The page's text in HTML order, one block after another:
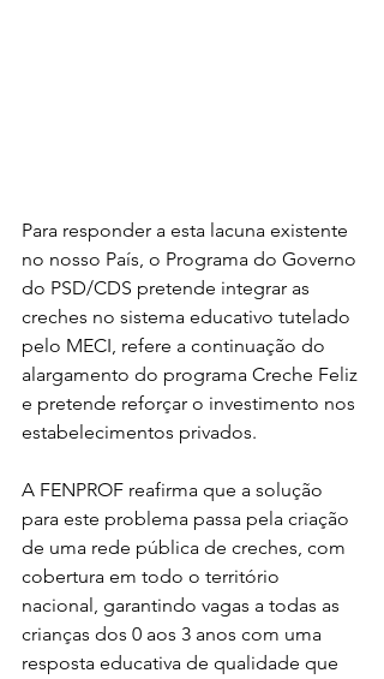
Para responder a esta lacuna existente
no nosso País, o Programa do Governo
do PSD/CDS pretende integrar as
creches no sistema educativo tutelado
pelo MECI, refere a continuação do
alargamento do programa Creche Feliz
e pretende reforçar o investimento nos
estabelecimentos privados.
A FENPROF reafirma que a solução
para este problema passa pela criação
de uma rede pública de creches, com
cobertura em todo o território
nacional, garantindo vagas a todas as
crianças dos 0 aos 3 anos com uma
resposta educativa de qualidade que